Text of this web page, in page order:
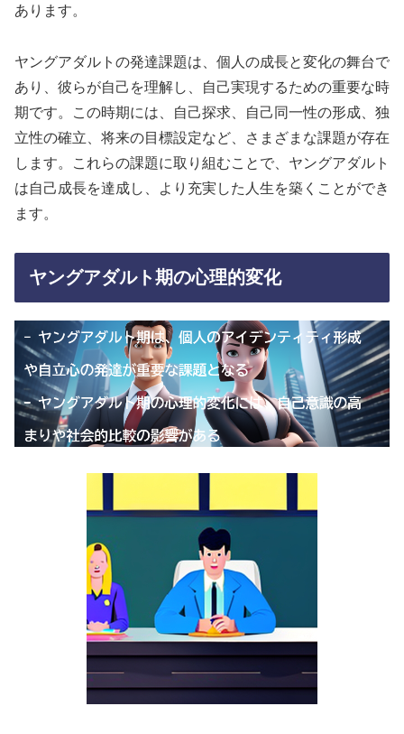
あります。
ヤングアダルトの発達課題は、個人の成長と変化の舞台で
あり、彼らが自己を理解し、自己実現するための重要な時
期です。この時期には、自己探求、自己同一性の形成、独
立性の確立、将来の目標設定など、さまざまな課題が存在
します。これらの課題に取り組むことで、ヤングアダルト
は自己成長を達成し、より充実した人生を築くことができ
ます。
ヤングアダルト期の心理的変化